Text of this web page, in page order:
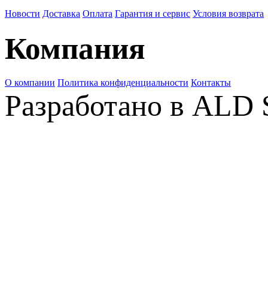
Новости Доставка Оплата Гарантия и сервис Условия возврата
Компания
О компании Политика конфиденциальности Контакты
Разработано в ALD